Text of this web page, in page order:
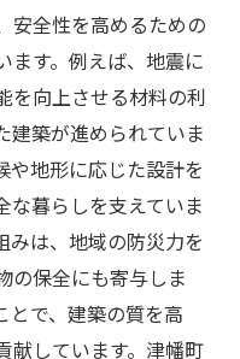
安全性を高めるための
ます。例えば、地震に
を向上させる材料の利
建築が進められていま
や地形に応じた設計を
な暮らしを支えていま
みは、地域の防災力を
の保全にも寄与しま
とで、建築の質を高
献しています。津幡町